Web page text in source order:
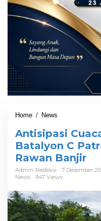
Home / News
t
i
s
i
a
C
u
Antisipasi
Batalyon C
Rawan Banjir
Admin Redaksi
7 Desember
News
947 Views